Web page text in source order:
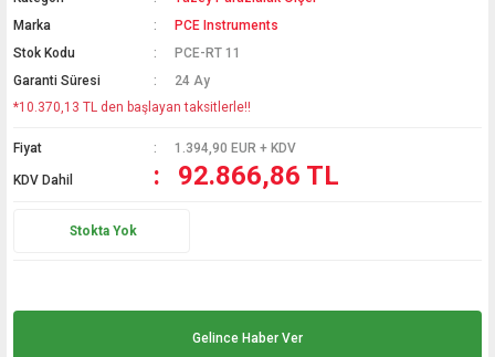
Marka
PCE Instruments
Stok Kodu
PCE-RT 11
Garanti Süresi
24 Ay
*10.370,13 TL den başlayan taksitlerle!!
Fiyat 1.394,90 EUR + KDV
KDV Dahil 92.866,86 TL
Stokta Yok
Gelince Haber Ver